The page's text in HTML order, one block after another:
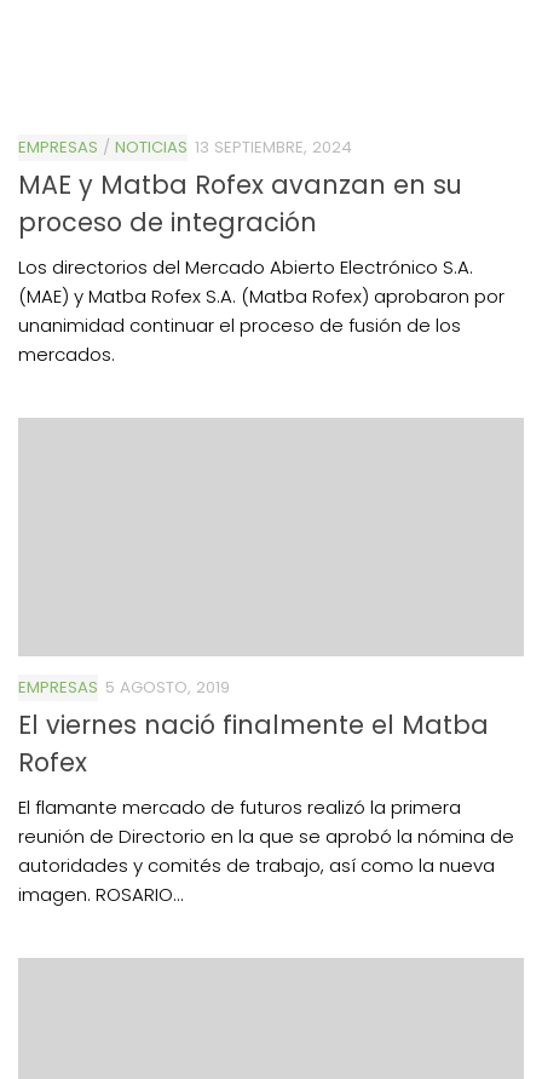
EMPRESAS / NOTICIAS 13 SEPTIEMBRE, 2024
MAE y Matba Rofex avanzan en su
proceso de integración
Los directorios del Mercado Abierto Electrónico S.A.
(MAE) y Matba Rofex S.A. (Matba Rofex) aprobaron por
unanimidad continuar el proceso de fusión de los
mercados.
EMPRESAS 5 AGOSTO, 2019
El viernes nació finalmente el Matba
Rofex
El flamante mercado de futuros realizó la primera
reunión de Directorio en la que se aprobó la nómina de
autoridades y comités de trabajo, así como la nueva
imagen. ROSARIO...